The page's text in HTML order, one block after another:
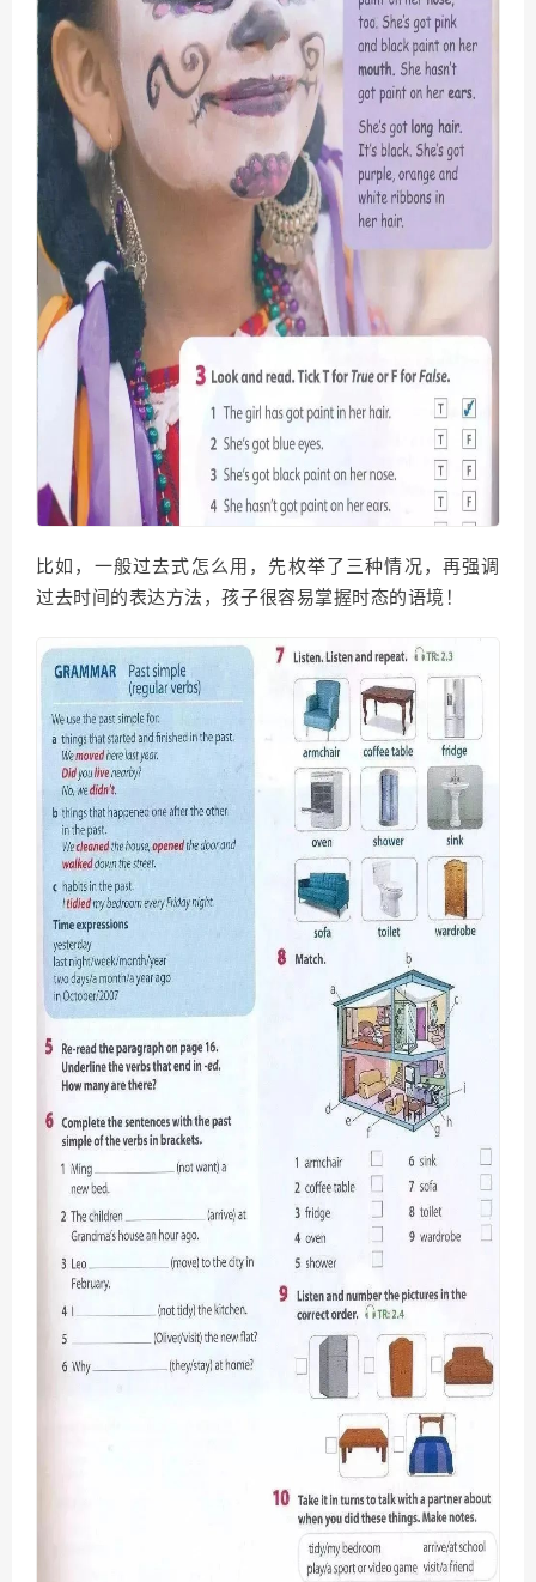
比如，一般过去式怎么用，先枚举了三种情况，再强调
过去时间的表达方法，孩子很容易掌握时态的语境！